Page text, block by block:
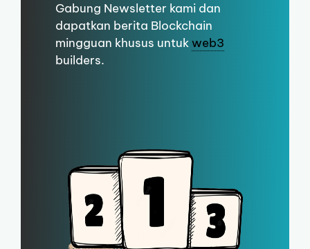
Gabung Newsletter kami dan
dapatkan berita Blockchain
mingguan khusus untukweb3
builders.